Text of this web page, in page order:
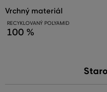
vrchný materiál
RECYKLOVANÝ POLYAMID
100 %